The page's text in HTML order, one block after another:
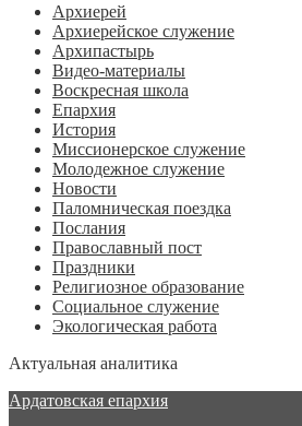
Архиерей
Архиерейское служение
Архипастырь
Видео-материалы
Воскресная школа
Епархия
История
Миссионерское служение
Молодежное служение
Новости
Паломническая поездка
Послания
Православный пост
Праздники
Религиозное образование
Социальное служение
Экологическая работа
Актуальная аналитика
Ардатовская епархия